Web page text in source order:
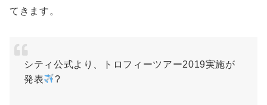
てきます。
シティ公式より、トロフィーツアー2019実施が
発表
?